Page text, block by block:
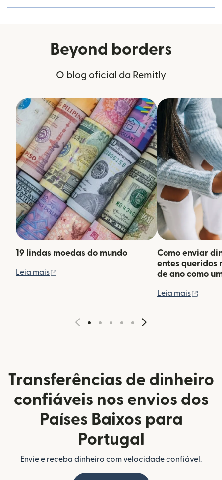
Beyond borders
O blog oficial da Remitly
19 lindas moedas do mundo
Leia mais
Como enviar
entes queridos
de ano como
Leia mais
Transferências de dinheiro
confiáveis nos envios dos
Países Baixos para
Portugal
Envie e receba dinheiro com velocidade confiável.